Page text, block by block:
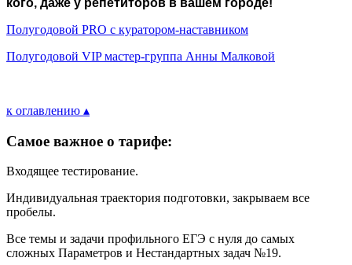
Полугодовой PRO с куратором-наставником
Полугодовой VIP мастер-группа Анны Малковой
к оглавлению ▴
Самое важное о тарифе:
Входящее тестирование.
Индивидуальная траектория подготовки, закрываем все
пробелы.
Все темы и задачи профильного ЕГЭ с нуля до самых
сложных Параметров и Нестандартных задач №19.